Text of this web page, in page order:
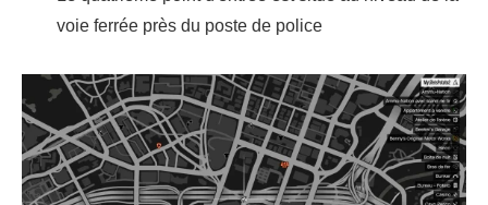
voie ferrée près du poste de police